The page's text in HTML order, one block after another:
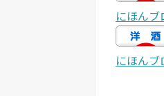
にほんブ
にほんブ